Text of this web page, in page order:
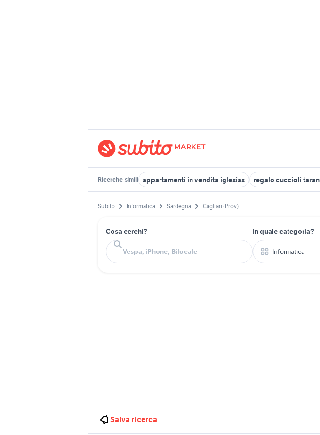
Ricerche simili appartamenti in vendita iglesias regalo cuccioli
Subito Informatica Sardegna Cagliari (Prov)
Cosa cerchi? In quale categoria?
Informatica
Salva ricerca